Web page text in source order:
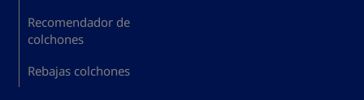
Recomendador de
colchones
Rebajas colchones